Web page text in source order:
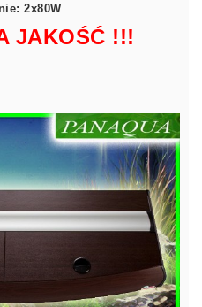
2x80W
JAKOŚĆ !!!